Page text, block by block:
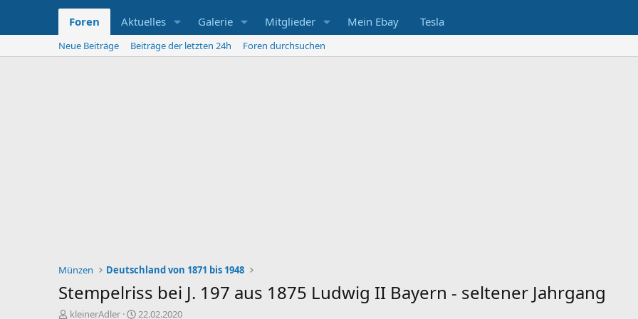
Foren Aktuelles Galerie Mitglieder Mein Ebay Tesla
Neue Beiträge Beiträge der letzten 24h Foren durchsuchen
Münzen Deutschland von 1871 bis 1948
Stempelriss bei J. 197 aus 1875 Ludwig II Bayern - seltener Jahrgang
E
kleinerAdler
E
22.02.2020